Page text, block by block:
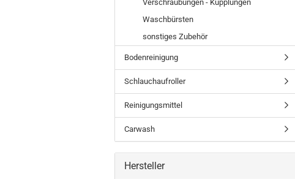
Verschraubungen - Kupplungen
Waschbürsten
sonstiges Zubehör
Bodenreinigung
Schlauchaufroller
Reinigungsmittel
Carwash
Hersteller